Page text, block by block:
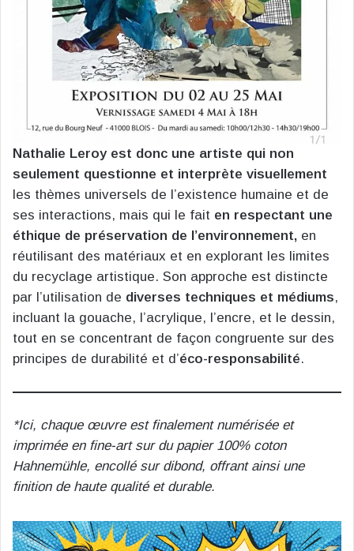
Nathalie Leroy est donc une artiste qui non
seulement questionne et interprète visuellement
les thèmes universels de l’existence humaine et de
ses interactions, mais qui le fait en respectant une
éthique de préservation de l’environnement, en
réutilisant des matériaux et en explorant les limites
du recyclage artistique. Son approche est distincte
par l’utilisation de diverses techniques et médiums,
incluant la gouache, l’acrylique, l’encre, et le dessin,
tout en se concentrant de façon congruente sur des
principes de durabilité et d’éco-responsabilité.
*Ici, chaque œuvre est finalement numérisée et
imprimée en fine-art sur du papier 100% coton
Hahnemühle, encollé sur dibond, offrant ainsi une
finition de haute qualité et durable.